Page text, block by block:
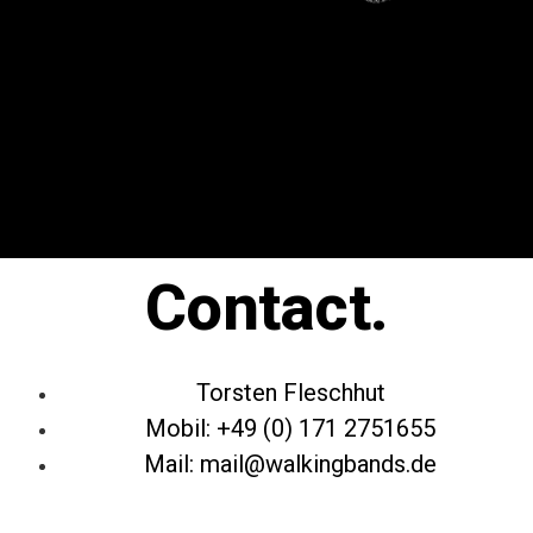
Contact.
Torsten Fleschhut
Mobil: +49 (0) 171 2751655
Mail: mail@walkingbands.de